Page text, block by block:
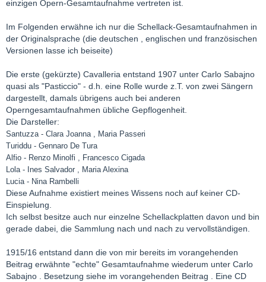
einzigen Opern-Gesamtaufnahme vertreten ist.
Im Folgenden erwähne ich nur die Schellack-Gesamtaufnahmen in
der Originalsprache (die deutschen , englischen und französischen
Versionen lasse ich beiseite)
Die erste (gekürzte) Cavalleria entstand 1907 unter Carlo Sabajno
quasi als "Pasticcio" - d.h. eine Rolle wurde z.T. von zwei Sängern
dargestellt, damals übrigens auch bei anderen
Operngesamtaufnahmen übliche Gepflogenheit.
Die Darsteller:
Santuzza - Clara Joanna , Maria Passeri
Turiddu - Gennaro De Tura
Alfio - Renzo Minolfi , Francesco Cigada
Lola - Ines Salvador , Maria Alexina
Lucia - Nina Rambelli
Diese Aufnahme existiert meines Wissens noch auf keiner CD-
Einspielung.
Ich selbst besitze auch nur einzelne Schellackplatten davon und bin
gerade dabei, die Sammlung nach und nach zu vervollständigen.
1915/16 entstand dann die von mir bereits im vorangehenden
Beitrag erwähnte "echte" Gesamtaufnahme wiederum unter Carlo
Sabajno . Besetzung siehe im vorangehenden Beitrag . Eine CD